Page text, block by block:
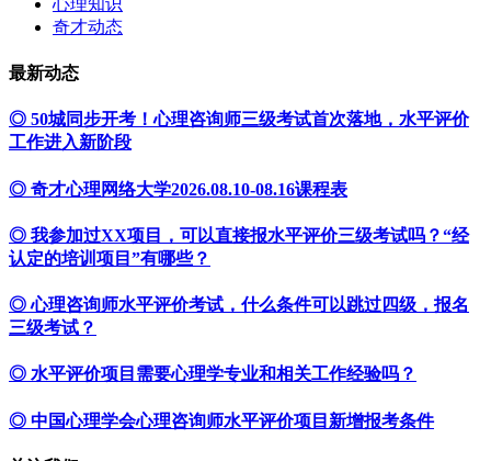
奇才动态
最新动态
◎ 50城同步开考！心理咨询师三级考试首次落地，水平评价
工作进入新阶段
◎ 奇才心理网络大学2026.08.10-08.16课程表
◎ 我参加过XX项目，可以直接报水平评价三级考试吗？“经
认定的培训项目”有哪些？
◎ 心理咨询师水平评价考试，什么条件可以跳过四级，报名
三级考试？
◎ 水平评价项目需要心理学专业和相关工作经验吗？
◎ 中国心理学会心理咨询师水平评价项目新增报考条件